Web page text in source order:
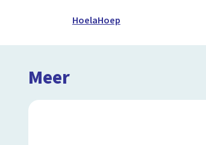
HoelaHoep
Meer